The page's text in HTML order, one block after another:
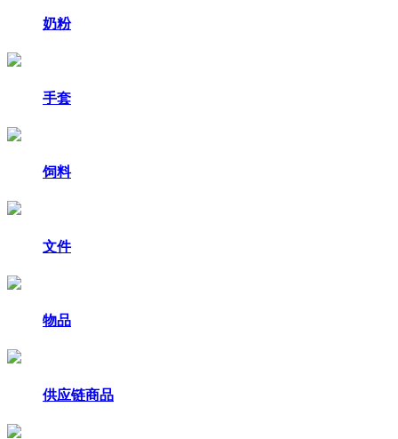
奶粉
手套
饲料
文件
物品
供应链商品